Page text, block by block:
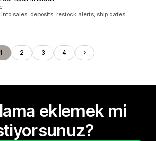
sales: deposits, restock alerts, ship dates
1 2 3 4
eklemek mi